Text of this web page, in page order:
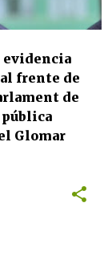
evidencia
frente de
de
Glomar